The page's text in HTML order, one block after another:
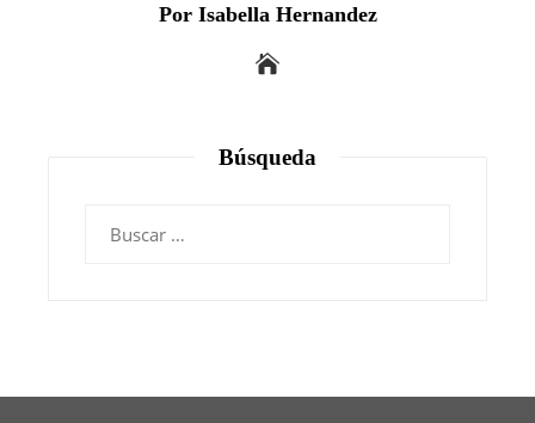
Por Isabella Hernandez
Búsqueda